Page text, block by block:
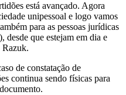
está avançado. Agora
unipessoal e logo vamos
para as pessoas jurídicas
desde que estejam em dia e
Razuk.
de constatação de
continua sendo físicas para